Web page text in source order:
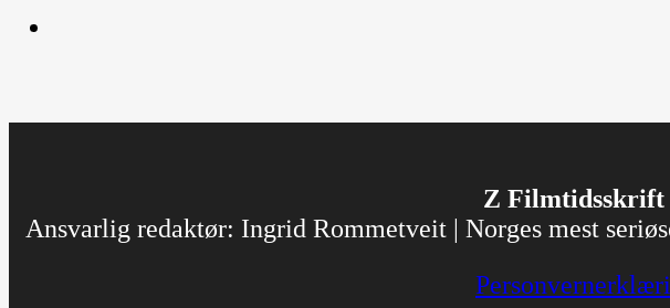
Z Filmtidsskrift
Ansvarlig redaktør: Ingrid Rommetveit | Norges mest